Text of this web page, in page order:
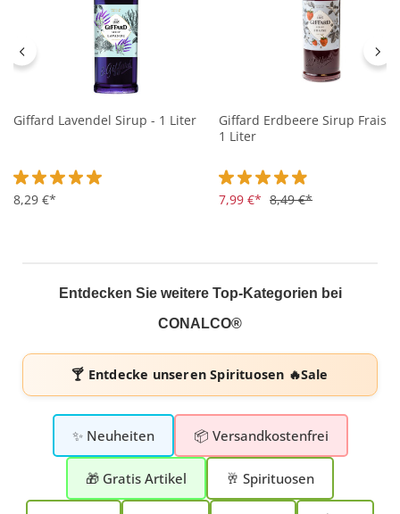
Giffard Lavendel Sirup - 1 Liter
Durchschnittliche Bewertung von 5 von 5 Sternen
8,29 €*
Giffard Erdbeere Sirup Fraise
1 Liter
Durchschnittliche
7,99 €* 8,49 €*
Entdecken Sie weitere Top-Kategorien bei
CONALCO®
🍸 Entdecke unserenSpirituosen 🔥Sale
✨ Neuheiten 📦 Versandkostenfrei
🎁 Gratis Artikel 🥂 Spirituosen